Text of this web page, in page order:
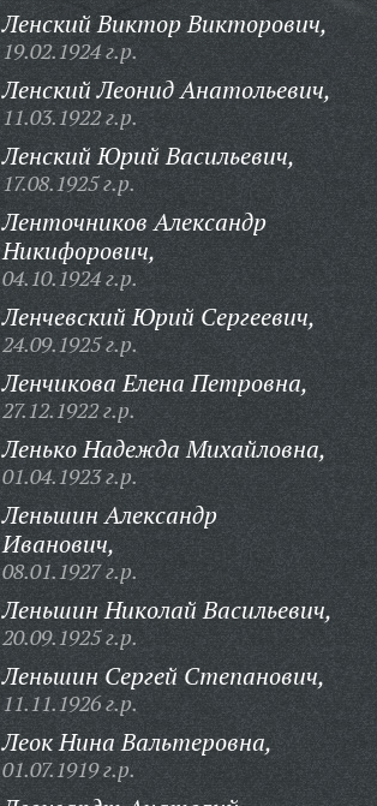
Ленский Виктор Викторович,
19.02.1924 г.р.
Ленский Леонид Анатольевич,
11.03.1922 г.р.
Ленский Юрий Васильевич,
17.08.1925 г.р.
Ленточников Александр
Никифорович,
04.10.1924 г.р.
Ленчевский Юрий Сергеевич,
24.09.1925 г.р.
Ленчикова Елена Петровна,
27.12.1922 г.р.
Ленько Надежда Михайловна,
01.04.1923 г.р.
Леньшин Александр
Иванович,
08.01.1927 г.р.
Леньшин Николай Васильевич,
20.09.1925 г.р.
Леньшин Сергей Степанович,
11.11.1926 г.р.
Леок Нина Вальтеровна,
01.07.1919 г.р.